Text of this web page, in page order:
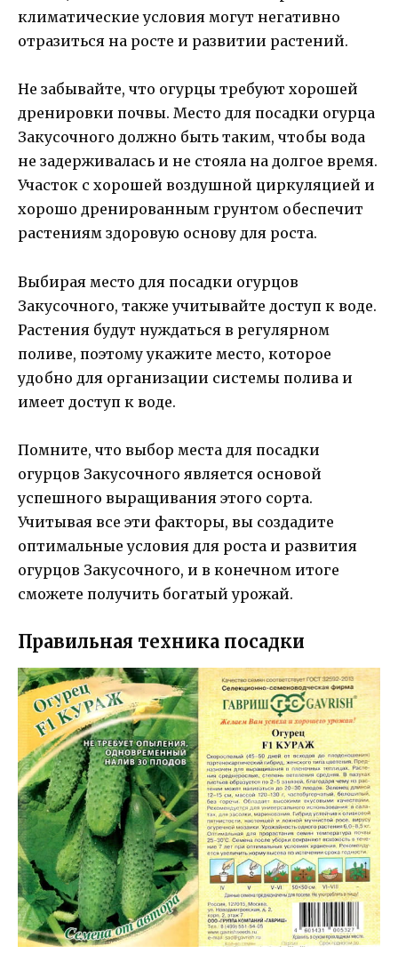
климатические условия могут негативно
отразиться на росте и развитии растений.
Не забывайте, что огурцы требуют хорошей
дренировки почвы. Место для посадки огурца
Закусочного должно быть таким, чтобы вода
не задерживалась и не стояла на долгое время.
Участок с хорошей воздушной циркуляцией и
хорошо дренированным грунтом обеспечит
растениям здоровую основу для роста.
Выбирая место для посадки огурцов
Закусочного, также учитывайте доступ к воде.
Растения будут нуждаться в регулярном
поливе, поэтому укажите место, которое
удобно для организации системы полива и
имеет доступ к воде.
Помните, что выбор места для посадки
огурцов Закусочного является основой
успешного выращивания этого сорта.
Учитывая все эти факторы, вы создадите
оптимальные условия для роста и развития
огурцов Закусочного, и в конечном итоге
сможете получить богатый урожай.
Правильная техника посадки